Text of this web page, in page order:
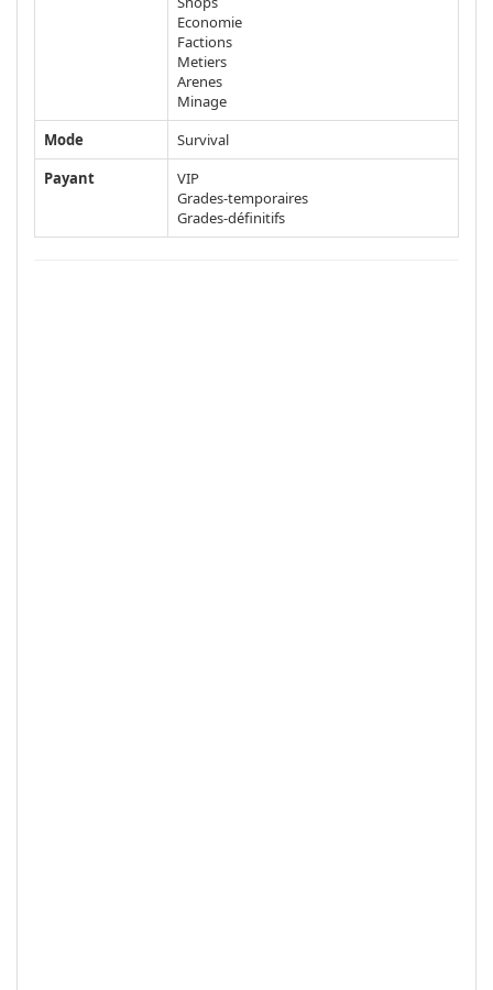
Economie
Factions
Metiers
Arenes
Minage
Mode
Survival
Payant
VIP
Grades-temporaires
Grades-définitifs